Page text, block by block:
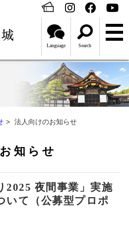
Language Search
法人向けのお知らせ
知らせ
2025 夜間事業」実施
いて（公募型プロポ